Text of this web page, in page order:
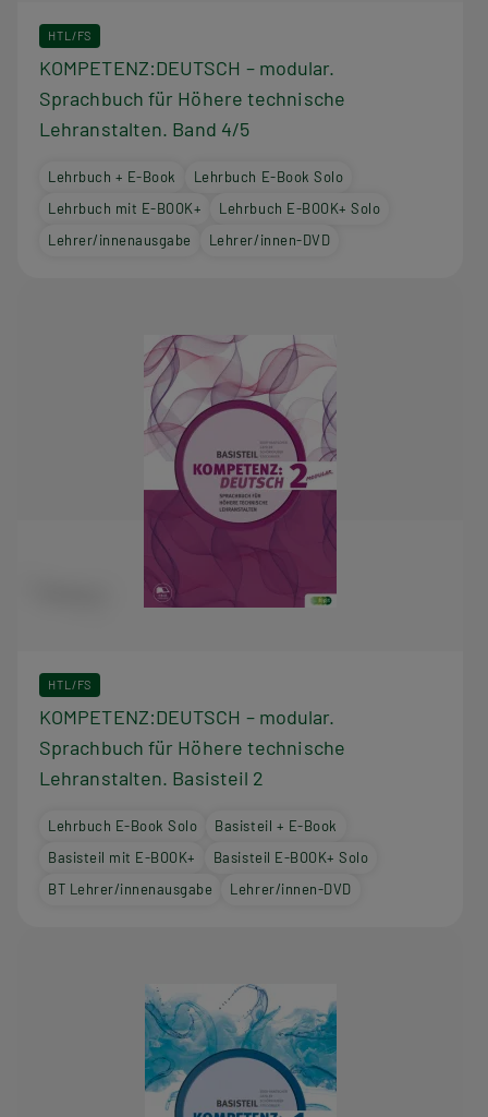
HTL/FS
KOMPETENZ:DEUTSCH – modular.
Sprachbuch für Höhere technische
Lehranstalten. Band 4/5
Lehrbuch + E-Book
Lehrbuch E-Book Solo
Lehrbuch mit E-BOOK+
Lehrbuch E-BOOK+ Solo
Lehrer/innenausgabe
Lehrer/innen-DVD
HTL/FS
KOMPETENZ:DEUTSCH – modular.
Sprachbuch für Höhere technische
Lehranstalten. Basisteil 2
Lehrbuch E-Book Solo
Basisteil + E-Book
Basisteil mit E-BOOK+
Basisteil E-BOOK+ Solo
BT Lehrer/innenausgabe
Lehrer/innen-DVD